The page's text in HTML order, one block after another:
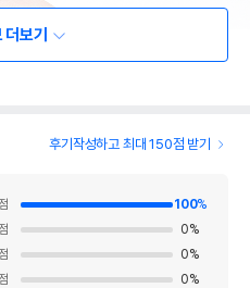
보기
후기작성하고 최대 150점 받기
점 100%
0%
점 0%
0%